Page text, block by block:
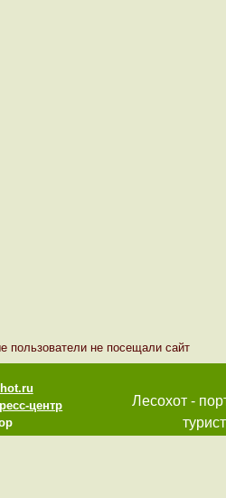
пользователи не посещали сайт
центр
Лесохот -